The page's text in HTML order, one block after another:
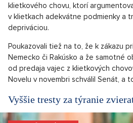
klietkového chovu, ktorí
v klietkach adekvátne podmienky a
depriváciou.
Poukazovali tiež na to, že k zákazu
Nemecko či Rakúsko a že samotné
od predaja vajec z klietkových
Novelu v novembri schválil Senát, a
Vyššie tresty za týranie